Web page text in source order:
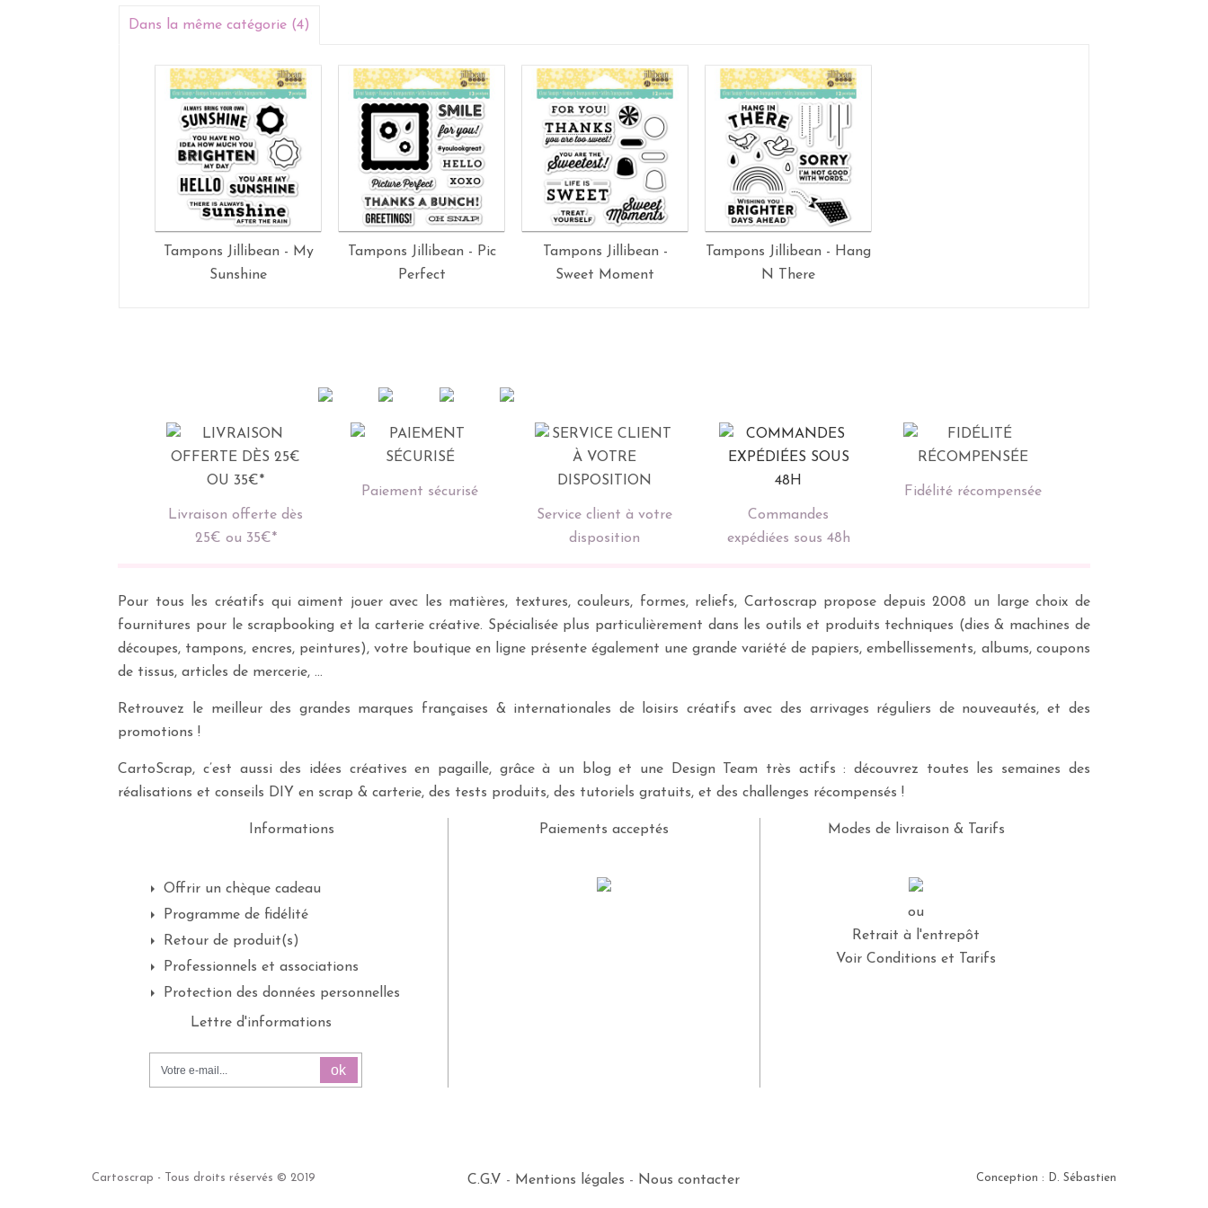
Dans la même catégorie (4)
Tampons Jillibean - My
Sunshine
Tampons Jillibean - Pic
Perfect
Tampons Jillibean -
Sweet Moment
Tampons Jillibean - Hang
N There
Livraison offerte dès
25€ ou 35€*
Paiement sécurisé
Service client à votre
disposition
Commandes
expédiées sous 48h
Fidélité récompensée
Pour tous les créatifs qui aiment jouer avec les matières, textures, couleurs, formes, reliefs, Cartoscrap propose depuis 2008 un large choix de
fournitures pour le scrapbooking et la carterie créative. Spécialisée plus particulièrement dans les outils et produits techniques (dies & machines de
découpes, tampons, encres, peintures), votre boutique en ligne présente également une grande variété de papiers, embellissements, albums, coupons
de tissus, articles de mercerie, …
Retrouvez le meilleur des grandes marques françaises & internationales de loisirs créatifs avec des arrivages réguliers de nouveautés, et des
promotions !
CartoScrap, c’est aussi des idées créatives en pagaille, grâce à un blog et une Design Team très actifs : découvrez toutes les semaines des
réalisations et conseils DIY en scrap & carterie, des tests produits, des tutoriels gratuits, et des challenges récompensés !
Informations
Offrir un chèque cadeau
Programme de fidélité
Retour de produit(s)
Professionnels et associations
Protection des données personnelles
Paiements acceptés Modes de livraison & Tarifs
ou
Retrait à l'entrepôt
Voir Conditions et Tarifs
Lettre d'informations
ok
Cartoscrap - Tous droits réservés © 2019 C.G.V - Mentions légales - Nous contacter Conception : D. Sébastien